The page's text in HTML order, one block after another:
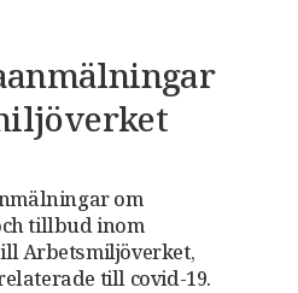
om
tillbud inom
Arbetsmiljöverket,
till covid-19.